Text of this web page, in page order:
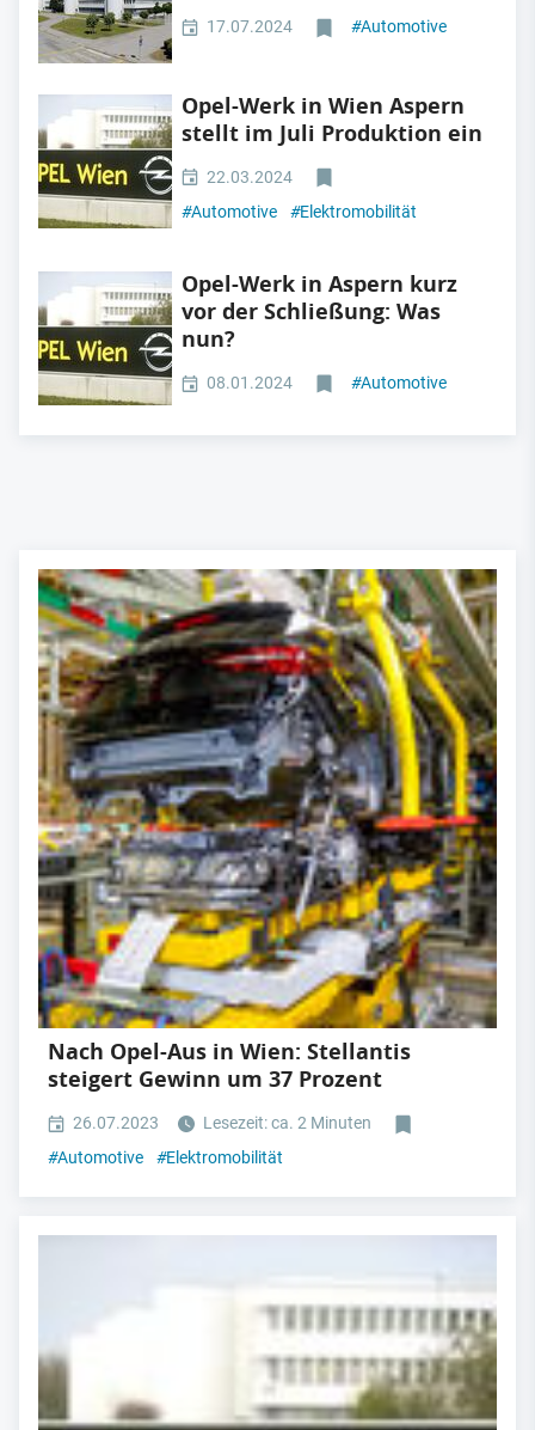
17.07.2024 #Automotive
Opel-Werk in Wien Aspern
stellt im Juli Produktion ein
22.03.2024
#Automotive #Elektromobilität
Opel-Werk in Aspern kurz
vor der Schließung: Was
nun?
08.01.2024 #Automotive
Nach Opel-Aus in Wien: Stellantis
steigert Gewinn um 37 Prozent
26.07.2023
Lesezeit: ca. 2 Minuten
#Automotive #Elektromobilität